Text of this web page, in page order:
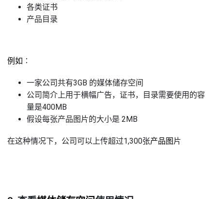
各类证书
产品目录
例如︰
一家公司共有3GB 的媒体储存空间
公司简介上用于横幅广告，证书，目录需要使用的容
量是400MB
假设每张产品图片的大小是 2MB
在这种情况下，公司可以上传超过1,300张产品图片